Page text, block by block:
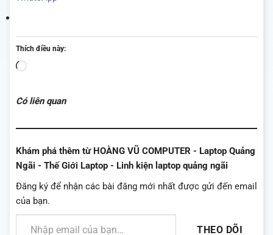
Thích điều này:
Đang
Có liên quan
Khám phá thêm từ HOÀNG VŨ COMPUTER - Laptop Quảng
Ngãi - Thế Giới Laptop - Linh kiện laptop quảng ngãi
Đăng ký để nhận các bài đăng mới nhất được gửi đến email
của bạn.
Nhập email của bạn…
THEO DÕI